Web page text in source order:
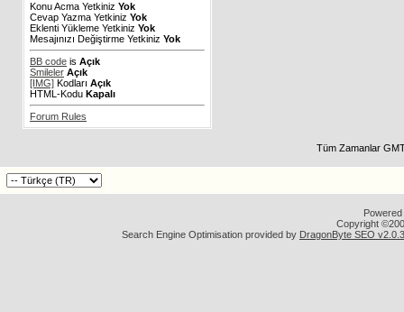
Konu Acma Yetkiniz Yok
Cevap Yazma Yetkiniz Yok
Eklenti Yükleme Yetkiniz Yok
Mesajınızı Değiştirme Yetkiniz Yok
BB code is Açık
Smileler Açık
[IMG] Kodları Açık
HTML-Kodu Kapalı
Forum Rules
Tüm Zamanlar
Copyright
Search Engine Optimisation provided by DragonByte SEO